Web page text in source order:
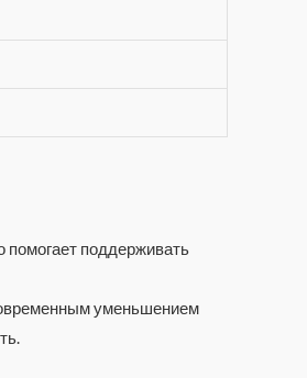
помогает поддерживать
уменьшением